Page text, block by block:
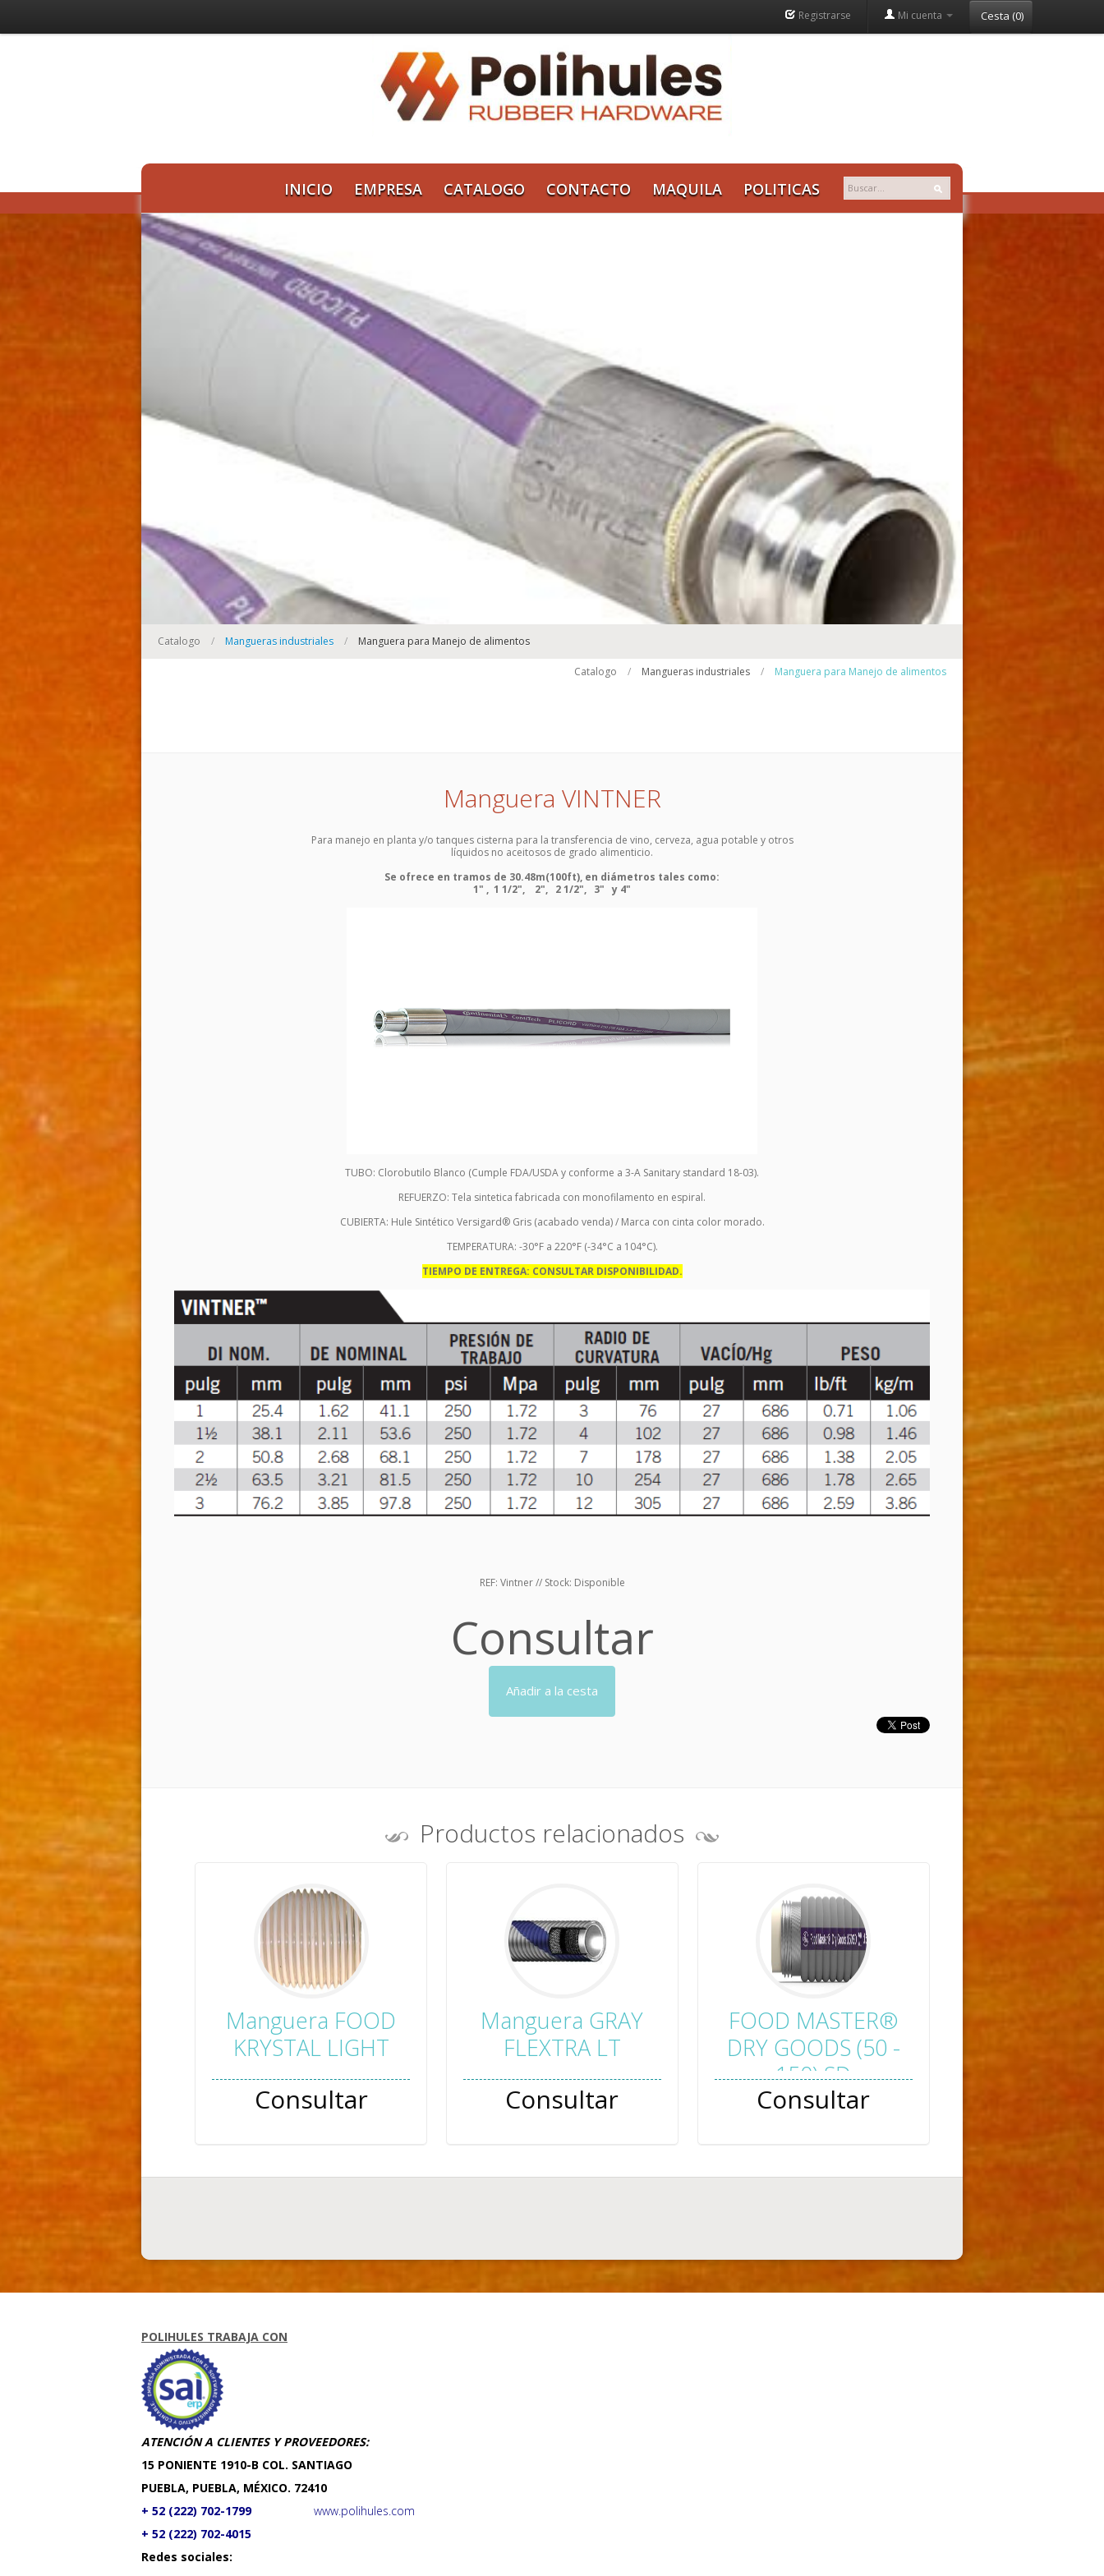
Cesta (0)
Registrarse Mi cuenta
INICIO EMPRESA CATALOGO CONTACTO MAQUILA POLITICAS
Catalogo / Mangueras industriales / Manguera para Manejo de alimentos
Catalogo / Mangueras industriales / Manguera para Manejo de alimentos
Manguera VINTNER
Para manejo en planta y/o tanques cisterna para la transferencia de vino, cerveza, agua potable y otros
líquidos no aceitosos de grado alimenticio.
Se ofrece en tramos de 30.48m(100ft), en diámetros tales como:
1" , 1 1/2", 2", 2 1/2", 3" y 4"
TUBO: Clorobutilo Blanco (Cumple FDA/USDA y conforme a 3-A Sanitary standard 18-03).
REFUERZO: Tela sintetica fabricada con monofilamento en espiral.
CUBIERTA: Hule Sintético Versigard® Gris (acabado venda) / Marca con cinta color morado.
TEMPERATURA: -30°F a 220°F (-34°C a 104°C).
TIEMPO DE ENTREGA: CONSULTAR DISPONIBILIDAD.
REF: Vintner// Stock: Disponible
Consultar
Añadir a la cesta
Productos relacionados
Manguera FOOD
KRYSTAL LIGHT
Consultar
Manguera GRAY
FLEXTRA LT
Consultar
FOOD MASTER®
DRY GOODS (50 -
150) SD
Consultar
POLIHULES TRABAJA CON
ATENCIÓN A CLIENTES Y PROVEEDORES:
​15 PONIENTE 1910-B COL. SANTIAGO
PUEBLA, PUEBLA, MÉXICO. 72410
+ 52 (222) 702-1799
www.polihules.com
+ 52 (222) 702-4015
Redes sociales: